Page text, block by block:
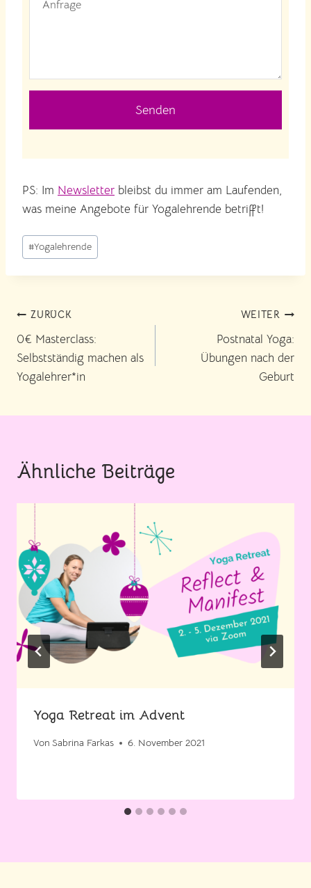
Senden
PS: Im Newsletter bleibst du immer am Laufenden,
was meine Angebote für Yogalehrende betrifft!
Schlagworte:
#Yogalehrende
Beitragsnavigation
ZURÜCK
0€ Masterclass:
Selbstständig machen als
Yogalehrer*in
WEITER
Postnatal Yoga:
Übungen nach der
Geburt
Ähnliche Beiträge
Yoga Retreat im Advent
Von Sabrina Farkas 6. November 2021